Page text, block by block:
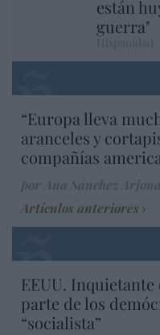
están
guerra"
“Europa lleva
aranceles y
compañías
Artículos anteriores
EEUU.
parte de los
“socialista”